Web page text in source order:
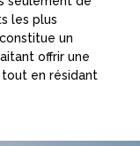
les plus
un
offrir une
tout en résidant